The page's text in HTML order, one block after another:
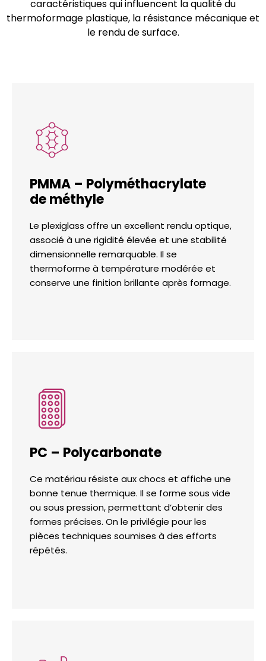
caractéristiques qui influencent la qualité du
thermoformage plastique, la résistance mécanique et
le rendu de surface.
PMMA – Polyméthacrylate
de méthyle
Le plexiglass offre un excellent rendu optique,
associé à une rigidité élevée et une stabilité
dimensionnelle remarquable. Il se
thermoforme à température modérée et
conserve une finition brillante après formage.
PC – Polycarbonate
Ce matériau résiste aux chocs et affiche une
bonne tenue thermique. Il se forme sous vide
ou sous pression, permettant d’obtenir des
formes précises. On le privilégie pour les
pièces techniques soumises à des efforts
répétés.